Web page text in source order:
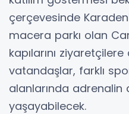
çerçevesinde
macera parkı olan
kapılarını
vatandaşlar, farklı
alanlarında adrenalin
yaşayabilecek.